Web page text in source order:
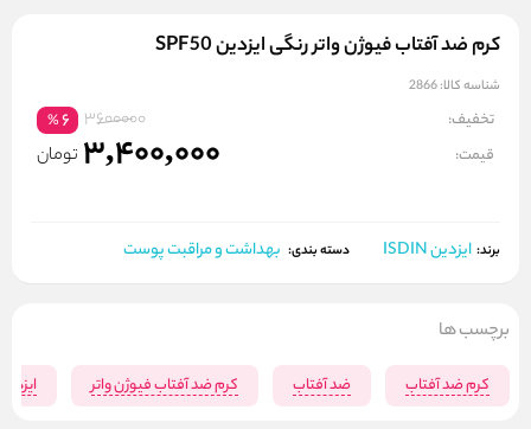
کرم ضد آفتاب فیوژن واتر رنگی ایزدین SPF50
شناسه کالا:2866
تخفیف: 3600000
6
%
قیمت: 3,400,000 تومان
برند: ایزدین ISDIN دسته بندی: بهداشت و مراقبت پوست
برچسب ها
کرم ضد آفتاب ضد آفتاب کرم ضد آفتاب فیوژن واتر ایزدین